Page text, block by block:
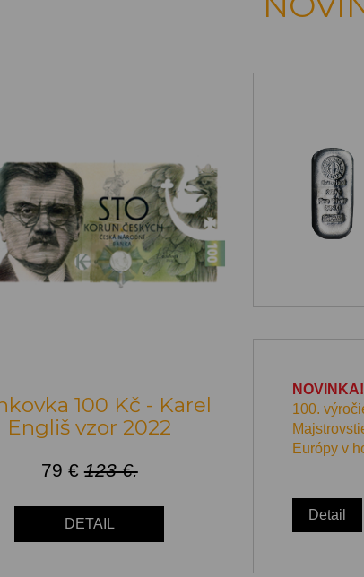
100 Kč - Karel
Engliš vzor 2022
79 € 123 €.
DETAIL
NOVINKA!
100.
Európy v
Detail